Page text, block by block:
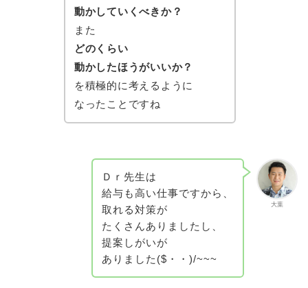
動かしていくべきか？
また
どのくらい
動かしたほうがいいか？
を積極的に考えるように
なったことですね
大葉
Ｄｒ先生は
給与も高い仕事ですから、
取れる対策が
たくさんありましたし、
提案しがいが
ありました($・・)/~~~